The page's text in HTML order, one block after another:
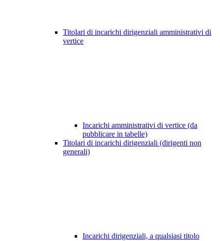
Titolari di incarichi dirigenziali amministrativi di
vertice
Incarichi amministrativi di vertice (da
pubblicare in tabelle)
Titolari di incarichi dirigenziali (dirigenti non
generali)
Incarichi dirigenziali, a qualsiasi titolo